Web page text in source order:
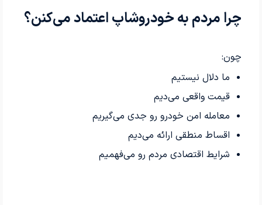
چرا مردم به خودروشاپ اعتماد می‌کنن؟
چون:
ما دلال نیستیم
قیمت واقعی می‌دیم
معامله امن خودرو رو جدی می‌گیریم
اقساط منطقی ارائه می‌دیم
شرایط اقتصادی مردم رو می‌فهمیم